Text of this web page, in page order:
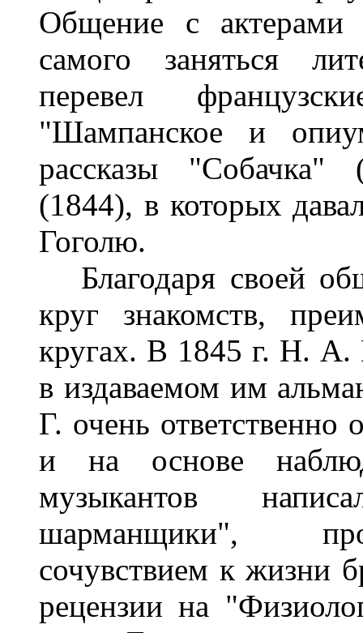
Общение с актерами
самого заняться
перевел
"Шампанское и
рассказы "Собачка"
(1844), в которых
Гоголю.
Благодаря своей
круг знакомств,
кругах. В 1845 г. Н. А.
в издаваемом им
Г. очень ответственно
и на основе
музыкантов
шарманщики",
сочувствием к жизни
рецензии на